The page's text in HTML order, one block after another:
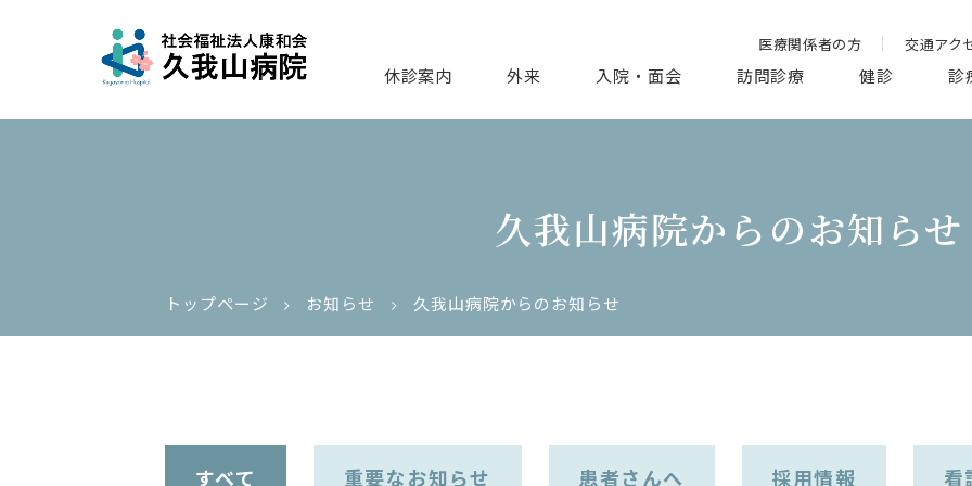
医療関係者の方 交通アク
休診案内 外来 入院・面会 訪問診療 健診 診
久我山病院からのお知らせ
トップページ お知らせ 久我山病院からのお知らせ
すべて 重要なお知らせ 患者さんへ 採用情報 看